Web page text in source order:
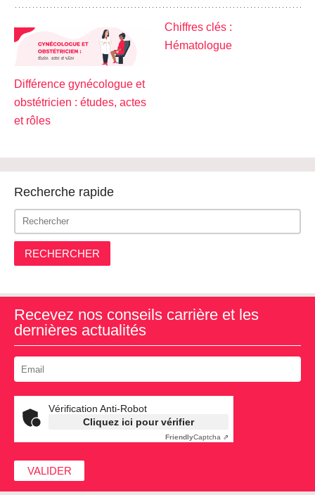
Différence gynécologue et
obstétricien : études, actes
et rôles
Chiffres clés :
Hématologue
Recherche rapide
RECHERCHER
Recevez nos conseils carrière et les
dernières actualités
Vérification Anti-Robot
Cliquez ici pour vérifier
FriendlyCaptcha ⇗